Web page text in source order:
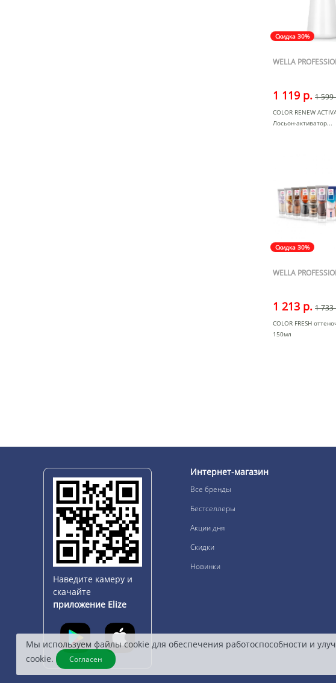
Скидка 30%
WELLA
1 119 р. 1 599
COLOR RENEW
Лосьон-активатор
Скидка 30%
WELLA
1 213 р. 1 733
COLOR FRESH
150мл
Наведите камеру и
скачайте
приложение Elize
Интернет-магазин
Все бренды
Бестселлеры
Акции дня
Скидки
Новинки
Мы используем файлы cookie для обеспечения работоспособности и
cookie.
Согласен